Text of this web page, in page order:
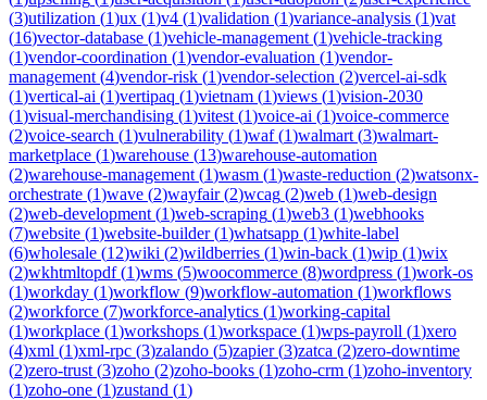
(3)utilization (1)ux (1)v4 (1)validation (1)variance-analysis (1)vat
(16)vector-database (1)vehicle-management (1)vehicle-tracking
(1)vendor-coordination (1)vendor-evaluation (1)vendor-
management (4)vendor-risk (1)vendor-selection (2)vercel-ai-sdk
(1)vertical-ai (1)vertipaq (1)vietnam (1)views (1)vision-2030
(1)visual-merchandising (1)vitest (1)voice-ai (1)voice-commerce
(2)voice-search (1)vulnerability (1)waf(1)walmart (3)walmart-
marketplace (1)warehouse (13)warehouse-automation
(2)warehouse-management (1)wasm (1)waste-reduction (2)watsonx-
orchestrate (1)wave (2)wayfair(2)wcag (2)web (1)web-design
(2)web-development (1)web-scraping (1)web3 (1)webhooks
(7)website (1)website-builder(1)whatsapp (1)white-label
(6)wholesale (12)wiki (2)wildberries (1)win-back (1)wip (1)wix
(2)wkhtmltopdf(1)wms (5)woocommerce (8)wordpress (1)work-os
(1)workday (1)workflow (9)workflow-automation (1)workflows
(2)workforce (7)workforce-analytics (1)working-capital
(1)workplace (1)workshops (1)workspace (1)wps-payroll (1)xero
(4)xml (1)xml-rpc (3)zalando (5)zapier(3)zatca (2)zero-downtime
(2)zero-trust (3)zoho (2)zoho-books (1)zoho-crm (1)zoho-inventory
(1)zoho-one (1)zustand (1)